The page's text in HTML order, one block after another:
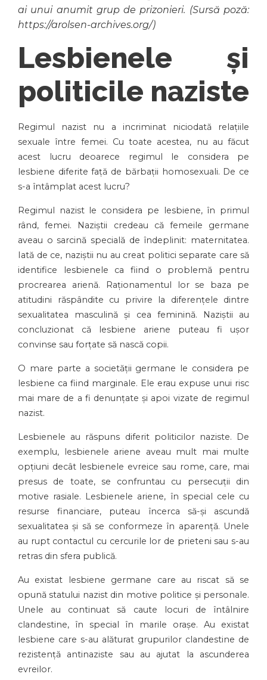
ai unui anumit grup de prizonieri. (Sursă poză:
https://arolsen-archives.org/)
Lesbienele și
politicile naziste
Regimul nazist nu a incriminat niciodată relațiile
sexuale între femei. Cu toate acestea, nu au făcut
acest lucru deoarece regimul le considera pe
lesbiene diferite față de bărbații homosexuali. De ce
s-a întâmplat acest lucru?
Regimul nazist le considera pe lesbiene, în primul
rând, femei. Naziștii credeau că femeile germane
aveau o sarcină specială de îndeplinit: maternitatea.
Iată de ce, naziștii nu au creat politici separate care să
identifice lesbienele ca fiind o problemă pentru
procrearea arienă. Raționamentul lor se baza pe
atitudini răspândite cu privire la diferențele dintre
sexualitatea masculină și cea feminină. Naziștii au
concluzionat că lesbiene ariene puteau fi ușor
convinse sau forțate să nască copii.
O mare parte a societății germane le considera pe
lesbiene ca fiind marginale. Ele erau expuse unui risc
mai mare de a fi denunțate și apoi vizate de regimul
nazist.
Lesbienele au răspuns diferit politicilor naziste. De
exemplu, lesbienele ariene aveau mult mai multe
opțiuni decât lesbienele evreice sau rome, care, mai
presus de toate, se confruntau cu persecuții din
motive rasiale. Lesbienele ariene, în special cele cu
resurse financiare, puteau încerca să-și ascundă
sexualitatea și să se conformeze în aparență. Unele
au rupt contactul cu cercurile lor de prieteni sau s-au
retras din sfera publică.
Au existat lesbiene germane care au riscat să se
opună statului nazist din motive politice și personale.
Unele au continuat să caute locuri de întâlnire
clandestine, în special în marile orașe. Au existat
lesbiene care s-au alăturat grupurilor clandestine de
rezistență antinaziste sau au ajutat la ascunderea
evreilor.